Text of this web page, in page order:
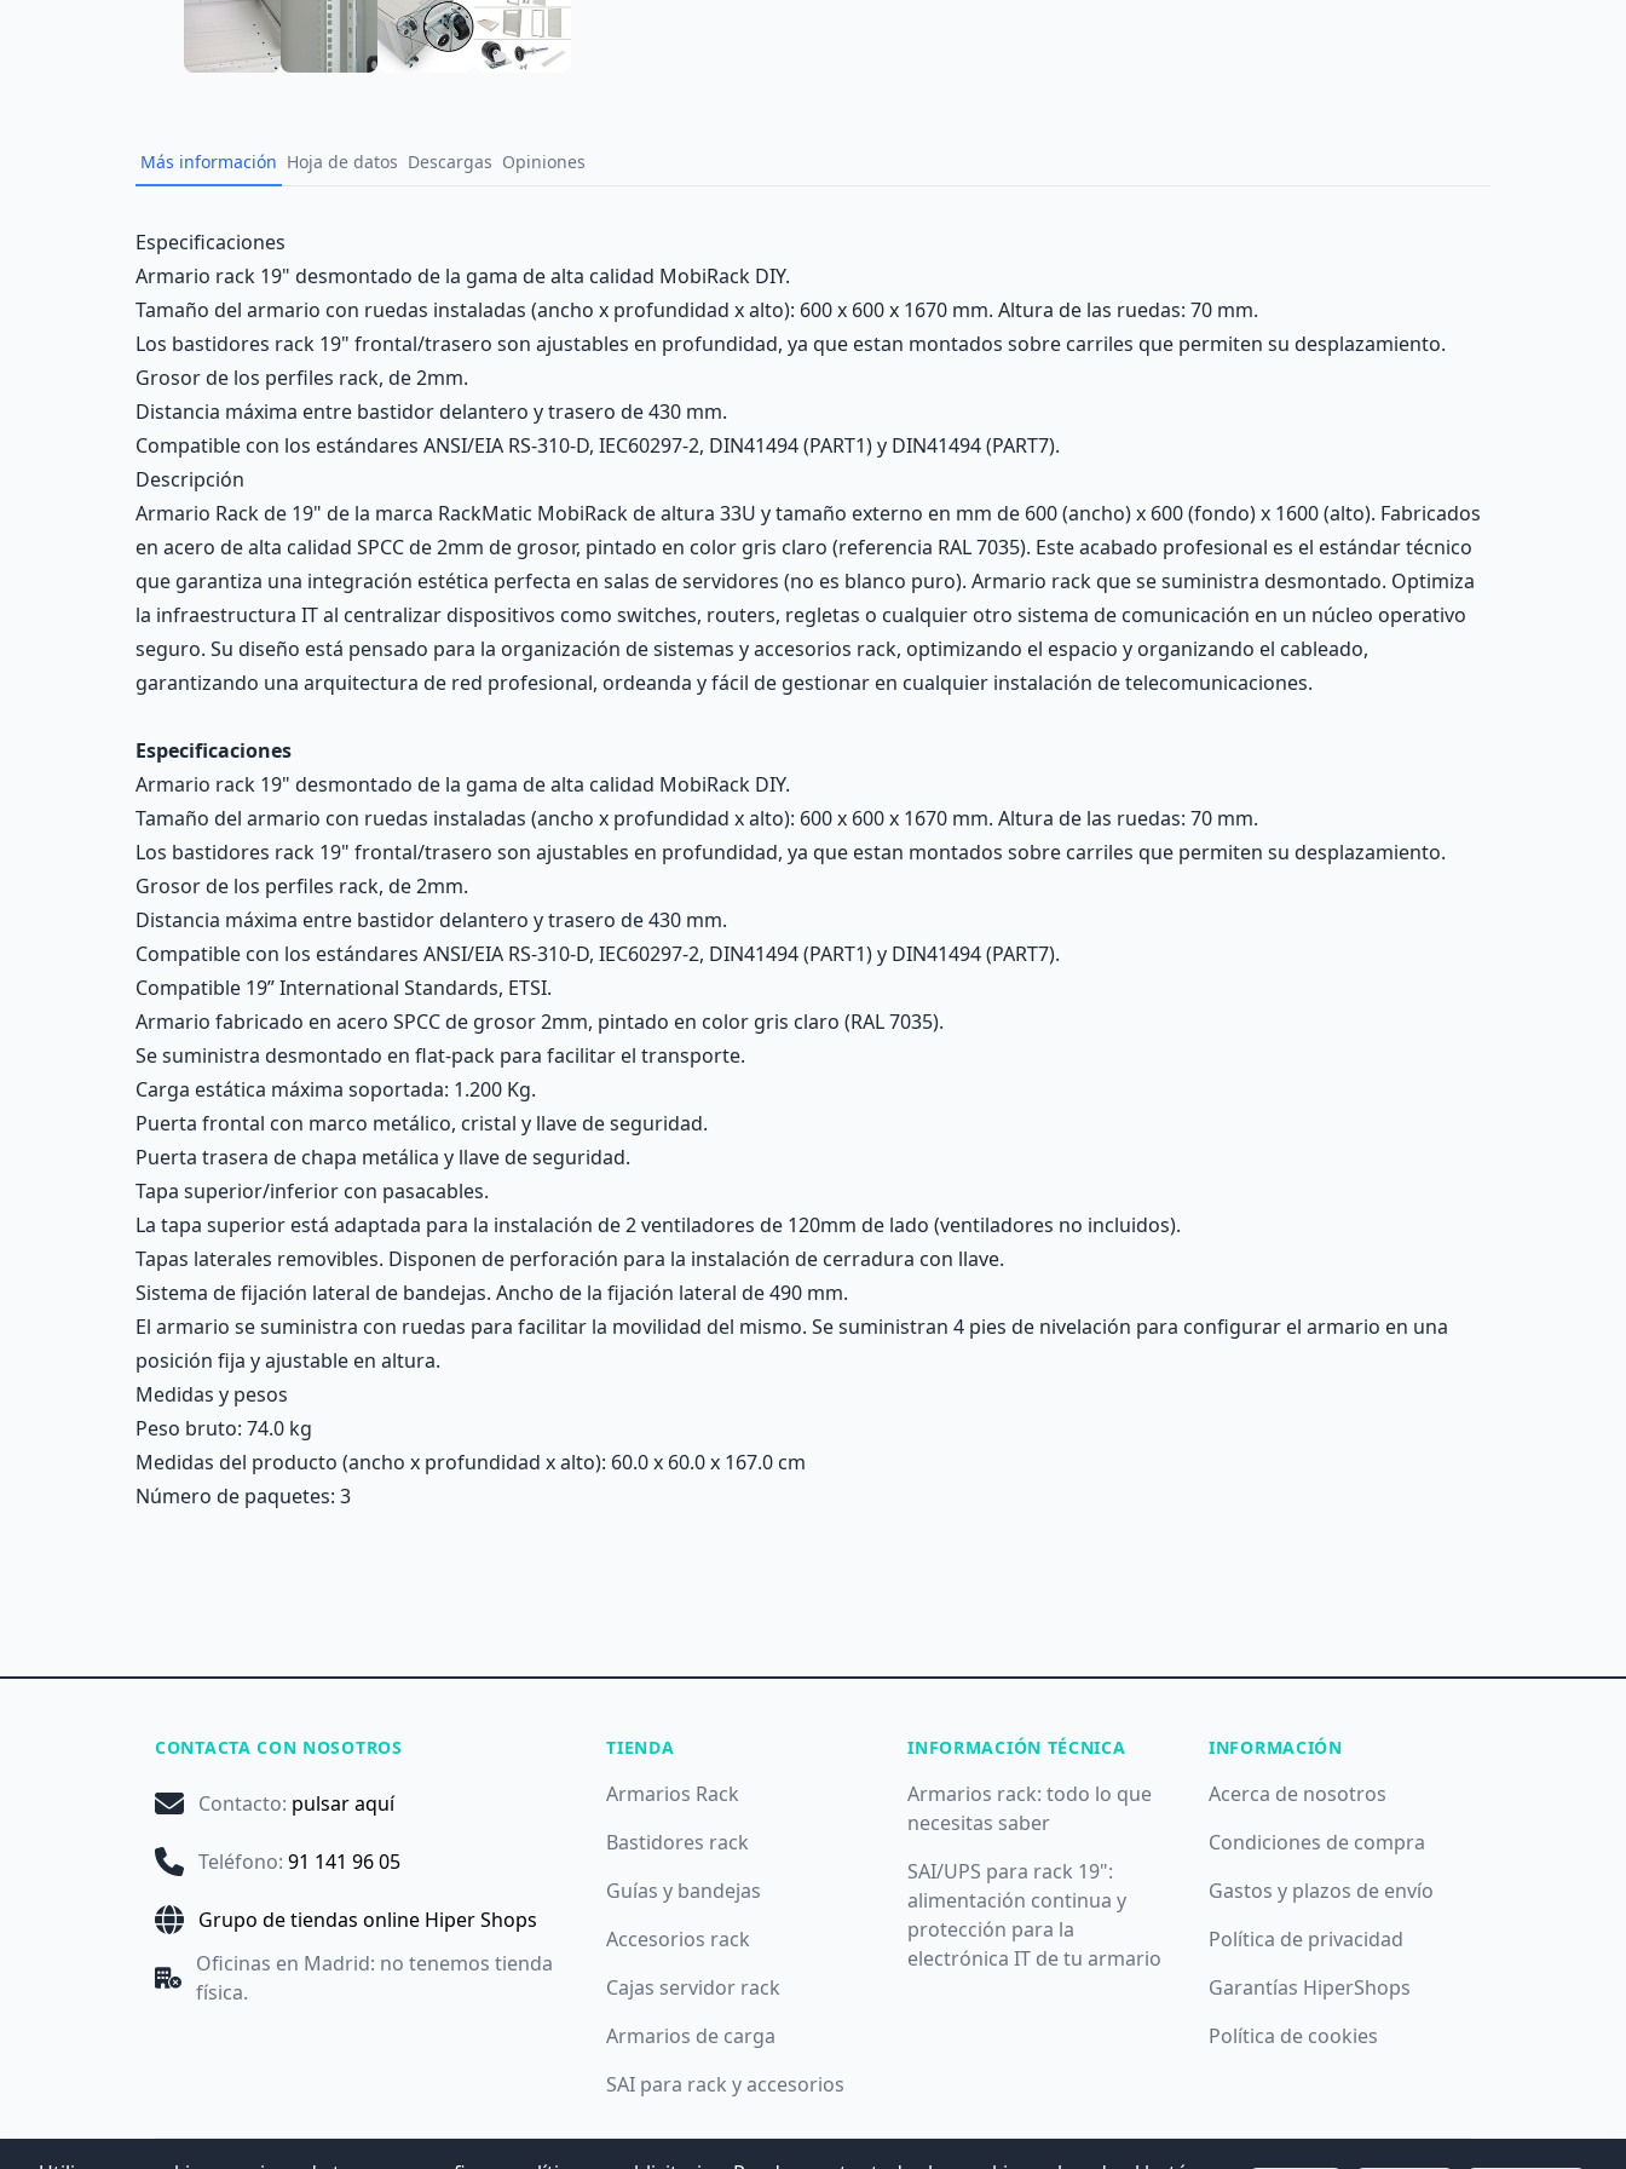
Más información Hoja de datos Descargas Opiniones
Description
Especificaciones
Armario rack 19" desmontado de la gama de alta calidad MobiRack DIY.
Tamaño del armario con ruedas instaladas (ancho x profundidad x alto): 600 x 600 x 1670 mm. Altura de las ruedas: 70 mm.
Los bastidores rack 19" frontal/trasero son ajustables en profundidad, ya que estan montados sobre carriles que permiten su desplazamiento.
Grosor de los perfiles rack, de 2mm.
Distancia máxima entre bastidor delantero y trasero de 430 mm.
Compatible con los estándares ANSI/EIA RS-310-D, IEC60297-2, DIN41494 (PART1) y DIN41494 (PART7).
Descripción
Armario Rack de 19" de la marca RackMatic MobiRack de altura 33U y tamaño externo en mm de 600 (ancho) x 600 (fondo) x 1600 (alto). Fabricados
en acero de alta calidad SPCC de 2mm de grosor, pintado en color gris claro (referencia RAL 7035). Este acabado profesional es el estándar técnico
que garantiza una integración estética perfecta en salas de servidores (no es blanco puro). Armario rack que se suministra desmontado. Optimiza
la infraestructura IT al centralizar dispositivos como switches, routers, regletas o cualquier otro sistema de comunicación en un núcleo operativo
seguro. Su diseño está pensado para la organización de sistemas y accesorios rack, optimizando el espacio y organizando el cableado,
garantizando una arquitectura de red profesional, ordeanda y fácil de gestionar en cualquier instalación de telecomunicaciones.
Especificaciones
Armario rack 19" desmontado de la gama de alta calidad MobiRack DIY.
Tamaño del armario con ruedas instaladas (ancho x profundidad x alto): 600 x 600 x 1670 mm. Altura de las ruedas: 70 mm.
Los bastidores rack 19" frontal/trasero son ajustables en profundidad, ya que estan montados sobre carriles que permiten su desplazamiento.
Grosor de los perfiles rack, de 2mm.
Distancia máxima entre bastidor delantero y trasero de 430 mm.
Compatible con los estándares ANSI/EIA RS-310-D, IEC60297-2, DIN41494 (PART1) y DIN41494 (PART7).
Compatible 19” International Standards, ETSI.
Armario fabricado en acero SPCC de grosor 2mm, pintado en color gris claro (RAL 7035).
Se suministra desmontado en flat-pack para facilitar el transporte.
Carga estática máxima soportada: 1.200 Kg.
Puerta frontal con marco metálico, cristal y llave de seguridad.
Puerta trasera de chapa metálica y llave de seguridad.
Tapa superior/inferior con pasacables.
La tapa superior está adaptada para la instalación de 2 ventiladores de 120mm de lado (ventiladores no incluidos).
Tapas laterales removibles. Disponen de perforación para la instalación de cerradura con llave.
Sistema de fijación lateral de bandejas. Ancho de la fijación lateral de 490 mm.
El armario se suministra con ruedas para facilitar la movilidad del mismo. Se suministran 4 pies de nivelación para configurar el armario en una
posición fija y ajustable en altura.
Medidas y pesos
Peso bruto: 74.0 kg
Medidas del producto (ancho x profundidad x alto): 60.0 x 60.0 x 167.0 cm
Número de paquetes: 3
CONTACTA CON NOSOTROS
Contacto: pulsar aquí
Teléfono: 91 141 96 05
Grupo de tiendas online Hiper Shops
Oficinas en Madrid: no tenemos tienda
física.
TIENDA
Armarios Rack
Bastidores rack
Guías y bandejas
Accesorios rack
Cajas servidor rack
Armarios de carga
SAI para rack y accesorios
INFORMACIÓN TÉCNICA
Armarios rack: todo lo que
necesitas saber
SAI/UPS para rack 19":
alimentación continua y
protección para la
electrónica IT de tu armario
INFORMACIÓN
Acerca de nosotros
Condiciones de compra
Gastos y plazos de envío
Política de privacidad
Garantías HiperShops
Política de cookies